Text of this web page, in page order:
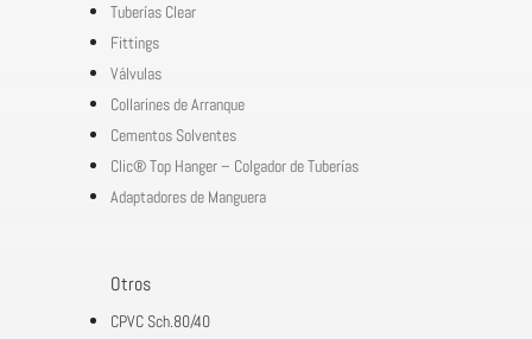
Tuberías Clear
Fittings
Válvulas
Collarines de Arranque
Cementos Solventes
Clic® Top Hanger – Colgador de Tuberías
Adaptadores de Manguera
Otros
CPVC Sch.80/40